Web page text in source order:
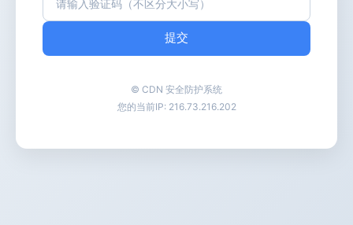
提交
© CDN 安全防护系统
您的当前IP: 216.73.216.202